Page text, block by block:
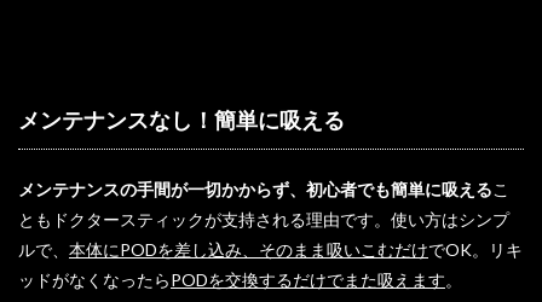
メンテナンスなし！簡単に吸える
メンテナンスの手間が一切かからず、初心者でも簡単に吸えるこ
ともドクタースティックが支持される理由です。使い方はシンプ
ルで、 本体にPODを差し込み、そのまま吸いこむだけでOK。リキ
ッドがなくなったらPODを交換するだけでまた吸えます。